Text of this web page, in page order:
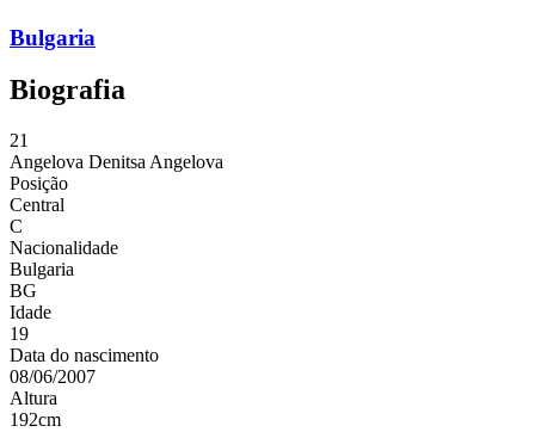
Bulgaria
Biografia
21
Angelova Denitsa Angelova
Posição
Central
C
Nacionalidade
Bulgaria
BG
Idade
19
Data do nascimento
08/06/2007
Altura
192cm